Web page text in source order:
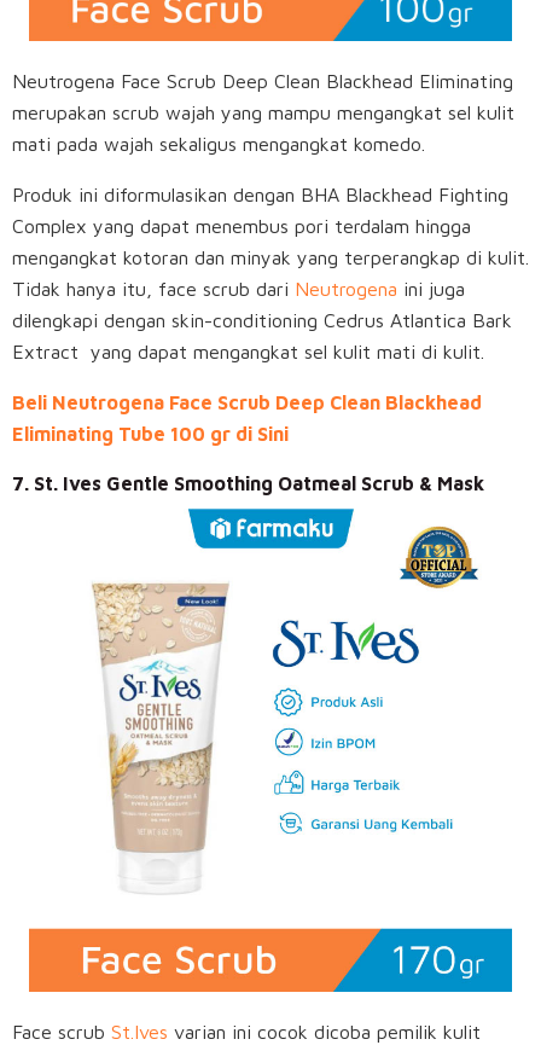
Neutrogena Face Scrub Deep Clean Blackhead Eliminating
merupakan scrub wajah yang mampu mengangkat sel kulit
mati pada wajah sekaligus mengangkat komedo.
Produk ini diformulasikan dengan BHA Blackhead Fighting
Complex yang dapat menembus pori terdalam hingga
mengangkat kotoran dan minyak yang terperangkap di kulit.
Tidak hanya itu, face scrub dari Neutrogena ini juga
dilengkapi dengan skin-conditioning Cedrus Atlantica Bark
Extract yang dapat mengangkat sel kulit mati di kulit.
Beli Neutrogena Face Scrub Deep Clean Blackhead
Eliminating Tube 100 gr di Sini
7. St. Ives Gentle Smoothing Oatmeal Scrub & Mask
Face scrub St.Ives varian ini cocok dicoba pemilik kulit